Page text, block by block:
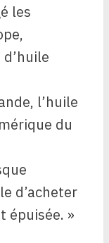
les
l’huile
du
d’acheter
épuisée. »